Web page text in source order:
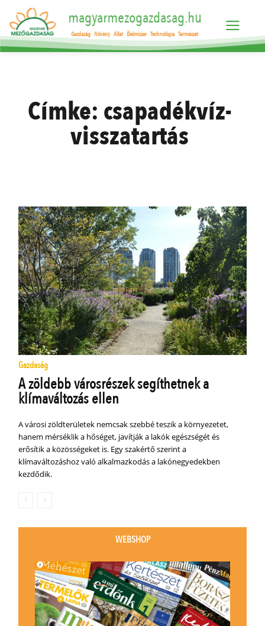
magyarmezogazdasag.hu
Gazdaság Növény Állat Élelmiszer Technológia Természet
Címke: csapadékvíz-
visszatartás
Gazdaság
A zöldebb városrészek segíthetnek a
klímaváltozás ellen
A városi zöldterületek nemcsak szebbé teszik a környezetet,
hanem mérséklik a hőséget, javítják a lakók egészségét és
erősítik a közösségeket is. Egy szakértő szerint a
klímaváltozáshoz való alkalmazkodás a lakónegyedekben
kezdődik.
WEBSHOP